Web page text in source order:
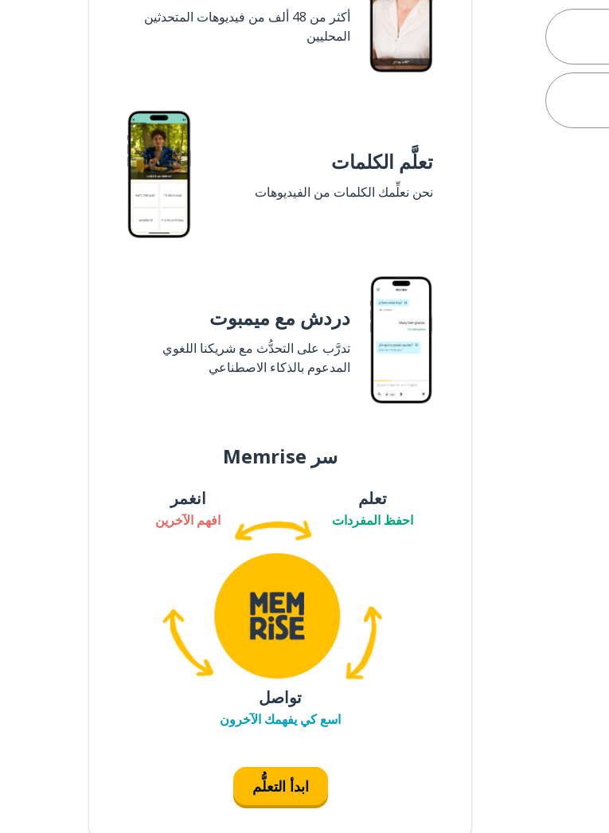
أكثر من 48 ألف من فيديوهات المتحدثين
المحليين
تعلَّم الكلمات
نحن نعلِّمك الكلمات من الفيديوهات
دردش مع ميمبوت
تدرَّب على التحدُّث مع شريكنا اللغوي
المدعوم بالذكاء الاصطناعي
سر Memrise
تعلم
احفظ المفردات
انغمر
افهم الآخرين
تواصل
اسع كي يفهمك الآخرون
ابدأ التعلُّم